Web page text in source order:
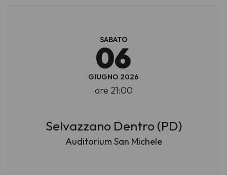
SABATO
06
GIUGNO 2026
ore 21:00
Selvazzano Dentro (PD)
Auditorium San Michele